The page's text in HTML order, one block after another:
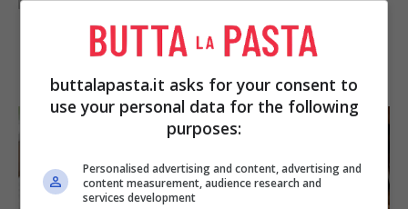
buttalapasta.it asks for your consent to
use your personal data for the following
purposes:
Personalised advertising and content, advertising and
content measurement, audience research and
services development